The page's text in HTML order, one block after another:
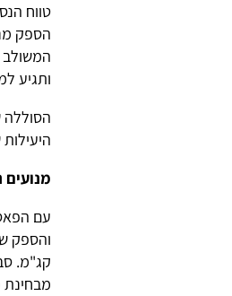
ותגיע
הסוללה
מנועים
קג"מ.
מבחינת